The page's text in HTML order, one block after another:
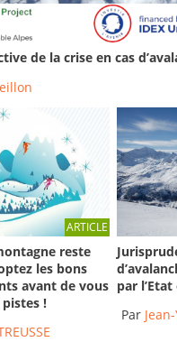
Un lycéen de 17 ans
Reportage du 29/01/2015
de la crise en cas
ARTICLE
reste
les bons
avant de vous
!
par
Par